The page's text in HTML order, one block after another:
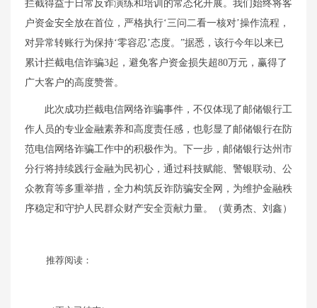
拦截得益于日常反诈演练和培训的常态化开展。我们始终将客
户资金安全放在首位，严格执行‘三问二看一核对’操作流程，
对异常转账行为保持‘零容忍’态度。”据悉，该行今年以来已
累计拦截电信诈骗3起，避免客户资金损失超80万元，赢得了
广大客户的高度赞誉。
此次成功拦截电信网络诈骗事件，不仅体现了邮储银行工
作人员的专业金融素养和高度责任感，也彰显了邮储银行在防
范电信网络诈骗工作中的积极作为。下一步，邮储银行达州市
分行将持续践行金融为民初心，通过科技赋能、警银联动、公
众教育等多重举措，全力构筑反诈防骗安全网，为维护金融秩
序稳定和守护人民群众财产安全贡献力量。（黄勇杰、刘鑫）
推荐阅读：